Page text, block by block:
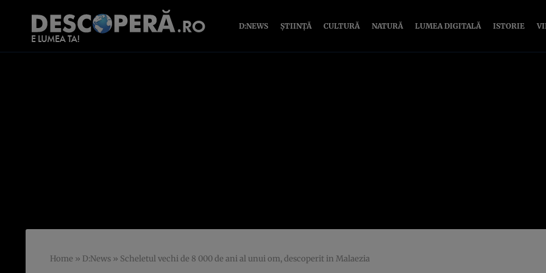
D:NEWS ȘTIINȚĂ CULTURĂ NATURĂ LUMEA DIGITALĂ ISTORIE
Home » D:News » Scheletul vechi de 8 000 de ani al unui om, descoperit in Malaezia